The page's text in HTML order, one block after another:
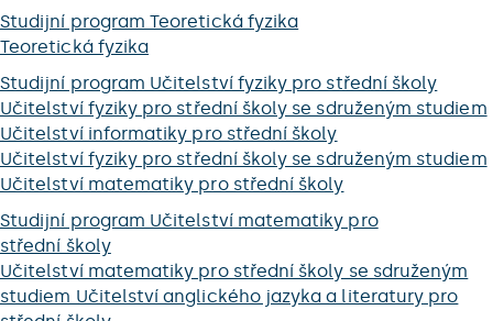
Studijní program Teoretická fyzika
Teoretická fyzika
Studijní program Učitelství fyziky pro střední školy
Učitelství fyziky pro střední školy se sdruženým studiem
Učitelství informatiky pro střední školy
Učitelství fyziky pro střední školy se sdruženým studiem
Učitelství matematiky pro střední školy
Studijní program Učitelství matematiky pro
střední školy
Učitelství matematiky pro střední školy se sdruženým
studiem Učitelství anglického jazyka a literatury pro